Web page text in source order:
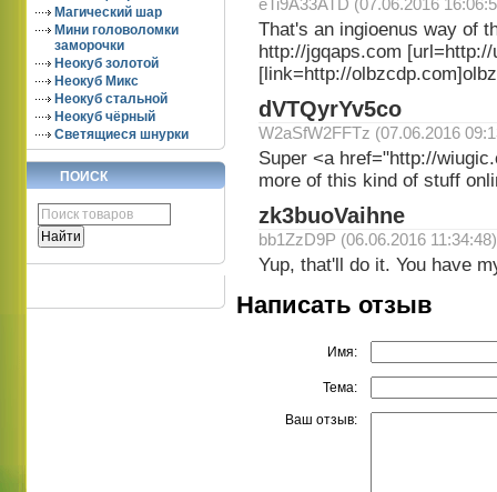
Магический шар
Мини головоломки
заморочки
Неокуб золотой
Неокуб Микс
Неокуб стальной
Неокуб чёрный
Светящиеся шнурки
ПОИСК
That's an ingioenus way of
http://jgqaps.com
[link=http://
dVTQyrYv5co
W2aSfW2FFTz (07.06.2016
Super <a href="http://
more of this kind of stuff
zk3buoVaihne
bb1ZzD9P (06.06.2016 11:34:48)
Yup, that'll do it. You have
Написать отзыв
Имя:
Тема:
Ваш отзыв: